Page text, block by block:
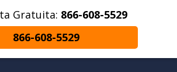
Gratuita: 866-608-5529
866-608-5529